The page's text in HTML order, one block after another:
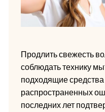
Продлить свежесть
соблюдать технику
подходящие средства
распространенных
последних лет